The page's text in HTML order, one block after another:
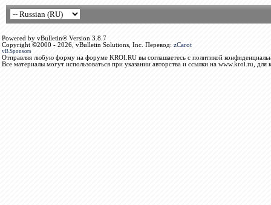
Powered by vBulletin® Version 3.8.7
Copyright ©2000 - 2026, vBulletin Solutions, Inc. Перевод: zCarot
vB.Sponsors
Отправляя любую форму на форуме KROI.RU вы соглашаетесь с политикой
Все материалы могут использоваться при указании авторства и ссылки на www.kroi.ru, для